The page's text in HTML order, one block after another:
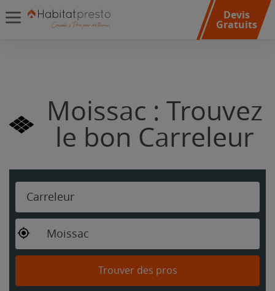
Devis
Gratuits
Moissac : Trouvez
le bon Carreleur
Carreleur
Moissac
Trouver des pros